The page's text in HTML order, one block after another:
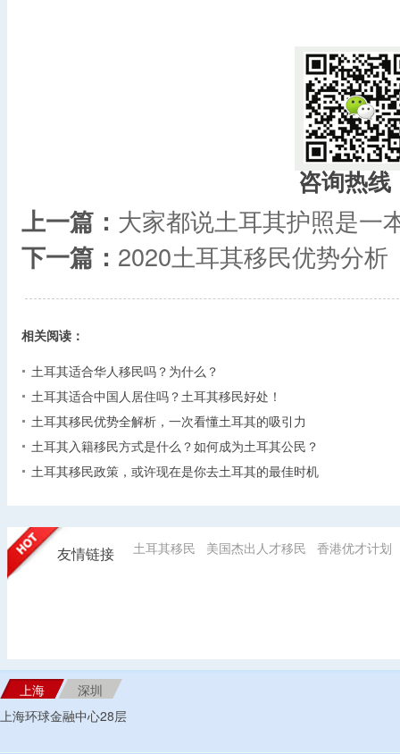
咨询热线
上一篇： 大家都说土耳其护照是一
下一篇： 2020土耳其移民优势分析
相关阅读：
土耳其适合华人移民吗？为什么？
土耳其适合中国人居住吗？土耳其移民好处！
土耳其移民优势全解析，一次看懂土耳其的吸引力
土耳其入籍移民方式是什么？如何成为土耳其公民？
土耳其移民政策，或许现在是你去土耳其的最佳时机
友情链接 土耳其移民 美国杰出人才移民 香港优才计划
上海
深圳
上海环球金融中心28层